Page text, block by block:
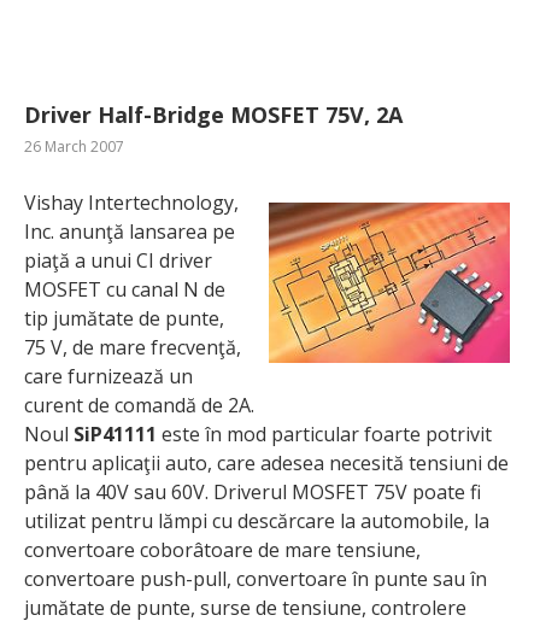
Driver Half-Bridge MOSFET 75V, 2A
26 March 2007
Vishay Intertechnology,
Inc. anunţă lansarea pe
piaţă a unui CI driver
MOSFET cu canal N de
tip jumătate de punte,
75 V, de mare frecvenţă,
care furnizează un
curent de comandă de 2A.
Noul SiP41111 este în mod particular foarte potrivit
pentru aplicaţii auto, care adesea necesită tensiuni de
până la 40V sau 60V. Driverul MOSFET 75V poate fi
utilizat pentru lămpi cu descărcare la automobile, la
convertoare coborâtoare de mare tensiune,
convertoare push-pull, convertoare în punte sau în
jumătate de punte, surse de tensiune, controlere